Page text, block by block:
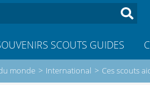
SCOUTS GUIDES
monde > International > Ces scouts